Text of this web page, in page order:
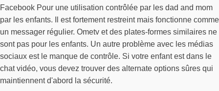
Facebook Pour une utilisation contrôlée par les dad and mom
par les enfants. Il est fortement restreint mais fonctionne comme
un messager régulier. Ometv et des plates-formes similaires ne
sont pas pour les enfants. Un autre problème avec les médias
sociaux est le manque de contrôle. Si votre enfant est dans le
chat vidéo, vous devez trouver des alternate options sûres qui
maintiennent d'abord la sécurité.